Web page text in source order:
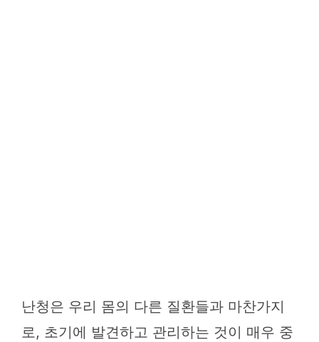
난청은 우리 몸의 다른 질환들과 마찬가지
로, 초기에 발견하고 관리하는 것이 매우 중